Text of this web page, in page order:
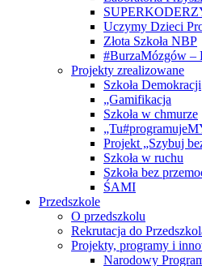
Uczymy Dzieci
Złota Szkoła NBP
#BurzaMózgów –
Projekty zrealizowane
Szkoła Demokracji
„Gamifikacja
Szkoła w chmurze
Projekt „Szybuj
Szkoła w ruchu
Szkoła bez
ŚAMI
Przedszkole
O przedszkolu
Rekrutacja do
Projekty, programy i
Narodowy